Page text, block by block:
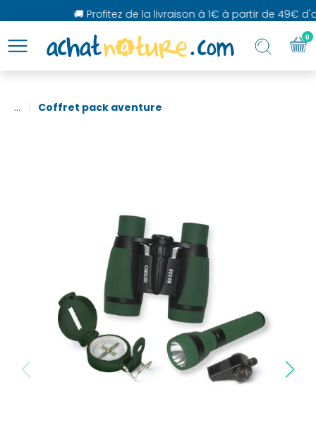
🚚 Profitez de la livraison à 1€ à partir de 49€
... Coffret pack aventure
0